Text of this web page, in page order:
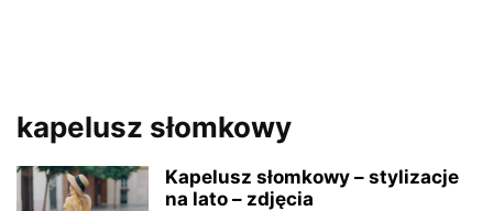
kapelusz słomkowy
Kapelusz słomkowy – stylizacje
na lato – zdjęcia